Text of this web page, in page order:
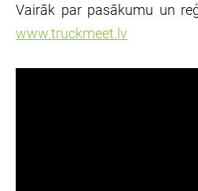
Vairāk par pasākumu un
www.truckmeet.lv